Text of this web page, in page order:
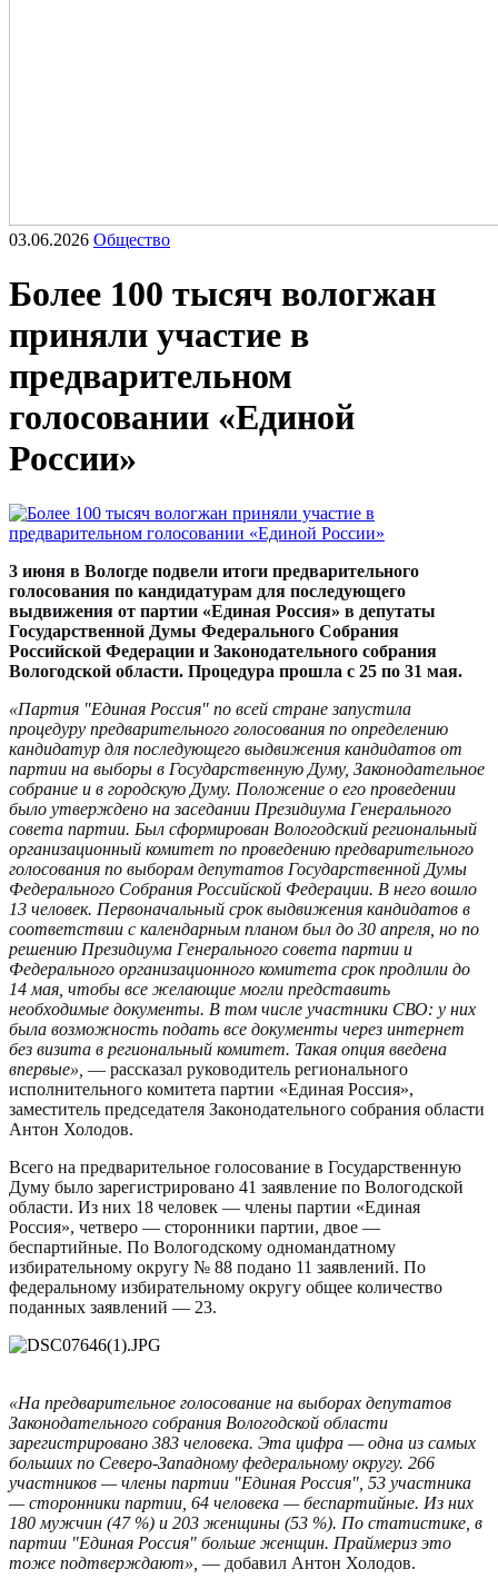
03.06.2026 Общество
Более 100 тысяч вологжан
приняли участие в
предварительном
голосовании «Единой
России»
3 июня в Вологде подвели итоги предварительного
голосования по кандидатурам для последующего
выдвижения от партии «Единая Россия» в депутаты
Государственной Думы Федерального Собрания
Российской Федерации и Законодательного собрания
Вологодской области. Процедура прошла с 25 по 31 мая.
«Партия "Единая Россия" по всей стране запустила
процедуру предварительного голосования по определению
кандидатур для последующего выдвижения кандидатов от
партии на выборы в Государственную Думу, Законодательное
собрание и в городскую Думу. Положение о его проведении
было утверждено на заседании Президиума Генерального
совета партии. Был сформирован Вологодский региональный
организационный комитет по проведению предварительного
голосования по выборам депутатов Государственной Думы
Федерального Собрания Российской Федерации. В него вошло
13 человек. Первоначальный срок выдвижения кандидатов в
соответствии с календарным планом был до 30 апреля, но по
решению Президиума Генерального совета партии и
Федерального организационного комитета срок продлили до
14 мая, чтобы все желающие могли представить
необходимые документы. В том числе участники СВО: у них
была возможность подать все документы через интернет
без визита в региональный комитет. Такая опция введена
впервые», — рассказал руководитель регионального
исполнительного комитета партии «Единая Россия»,
заместитель председателя Законодательного собрания области
Антон Холодов.
Всего на предварительное голосование в Государственную
Думу было зарегистрировано 41 заявление по Вологодской
области. Из них 18 человек — члены партии «Единая
Россия», четверо — сторонники партии, двое —
беспартийные. По Вологодскому одномандатному
избирательному округу № 88 подано 11 заявлений. По
федеральному избирательному округу общее количество
поданных заявлений — 23.
«На предварительное голосование на выборах депутатов
Законодательного собрания Вологодской области
зарегистрировано 383 человека. Эта цифра — одна из самых
больших по Северо-Западному федеральному округу. 266
участников — члены партии "Единая Россия", 53 участника
— сторонники партии, 64 человека — беспартийные. Из них
180 мужчин (47 %) и 203 женщины (53 %). По статистике, в
партии "Единая Россия" больше женщин. Праймериз это
тоже подтверждают», — добавил Антон Холодов.